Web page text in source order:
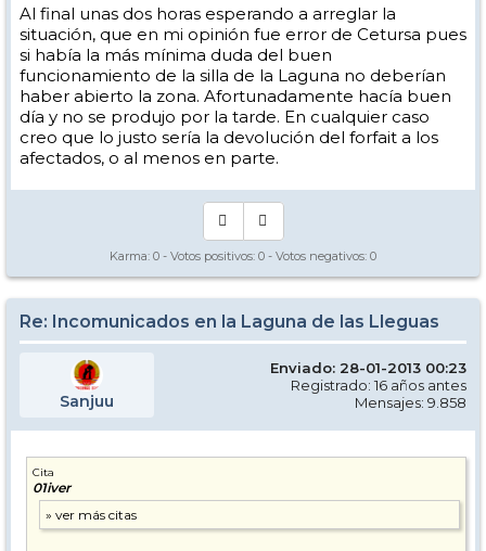
Al final unas dos horas esperando a arreglar la
situación, que en mi opinión fue error de Cetursa pues
si había la más mínima duda del buen
funcionamiento de la silla de la Laguna no deberían
haber abierto la zona. Afortunadamente hacía buen
día y no se produjo por la tarde. En cualquier caso
creo que lo justo sería la devolución del forfait a los
afectados, o al menos en parte.
Karma: 0 - Votos positivos: 0 - Votos negativos: 0
Re: Incomunicados en la Laguna de las Lleguas
Sanjuu
Enviado: 28-01-2013 00:23
Registrado: 16 años antes
Mensajes: 9.858
Cita
01iver